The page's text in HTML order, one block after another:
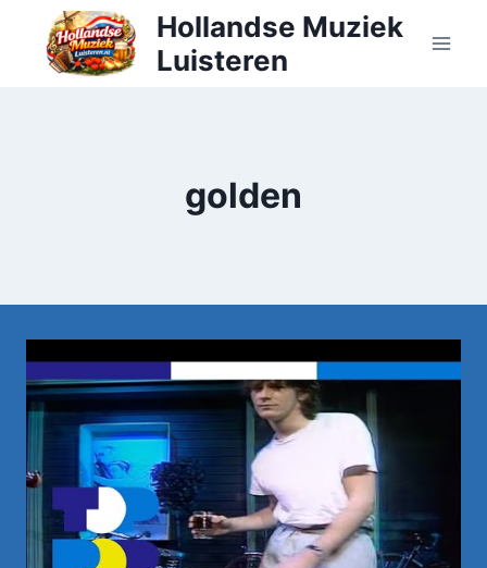
Doorgaan
inhoud
Hollandse Muziek
Luisteren
golden